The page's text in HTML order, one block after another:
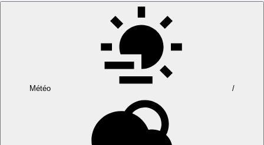
Météo /